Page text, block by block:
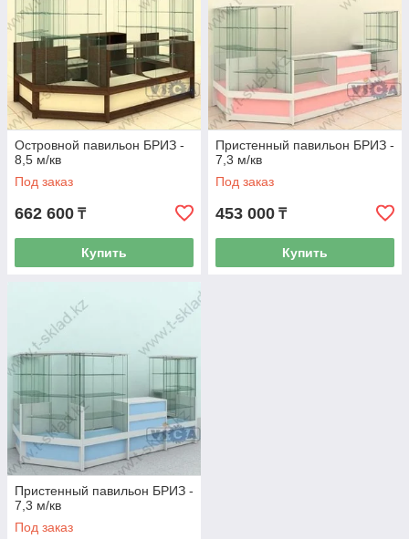
Островной павильон БРИЗ -
8,5 м/кв
Под заказ
662 600 ₸
Купить
Пристенный павильон БРИЗ -
7,3 м/кв
Под заказ
453 000 ₸
Купить
Пристенный павильон БРИЗ -
7,3 м/кв
Под заказ